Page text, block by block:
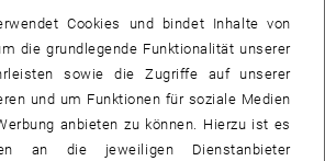
fünf skandinavischen Staaten abgehalten.
fand heuer in Norwegen am landschaftlich
Stryn) vom 8.-11. Juni statt. Mit
aus 22 Staaten, darunter auch USA,
das SSC heute eine internationale
Cookies und bindet Inhalte von
die grundlegende Funktionalität unserer
sowie die Zugriffe auf unserer
und um Funktionen für soziale Medien
anbieten zu können. Hierzu ist es
an die jeweiligen Dienstanbieter